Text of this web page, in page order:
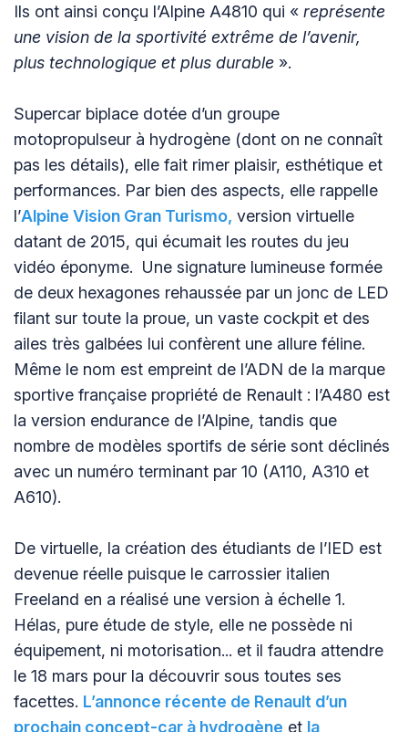
Ils ont ainsi conçu l’Alpine A4810 qui « représente
une vision de la sportivité extrême de l’avenir,
plus technologique et plus durable ».
Supercar biplace dotée d’un groupe
motopropulseur à hydrogène (dont on ne connaît
pas les détails), elle fait rimer plaisir, esthétique et
performances. Par bien des aspects, elle rappelle
l’Alpine Vision Gran Turismo, version virtuelle
datant de 2015, qui écumait les routes du jeu
vidéo éponyme. Une signature lumineuse formée
de deux hexagones rehaussée par un jonc de LED
filant sur toute la proue, un vaste cockpit et des
ailes très galbées lui confèrent une allure féline.
Même le nom est empreint de l’ADN de la marque
sportive française propriété de Renault : l’A480 est
la version endurance de l’Alpine, tandis que
nombre de modèles sportifs de série sont déclinés
avec un numéro terminant par 10 (A110, A310 et
A610).
De virtuelle, la création des étudiants de l’IED est
devenue réelle puisque le carrossier italien
Freeland en a réalisé une version à échelle 1.
Hélas, pure étude de style, elle ne possède ni
équipement, ni motorisation... et il faudra attendre
le 18 mars pour la découvrir sous toutes ses
facettes. L’annonce récente de Renault d’un
prochain concept-car à hydrogène et la